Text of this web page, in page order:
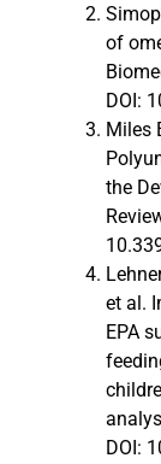
of
DOI:
Miles
the
et al.
EPA
DOI: